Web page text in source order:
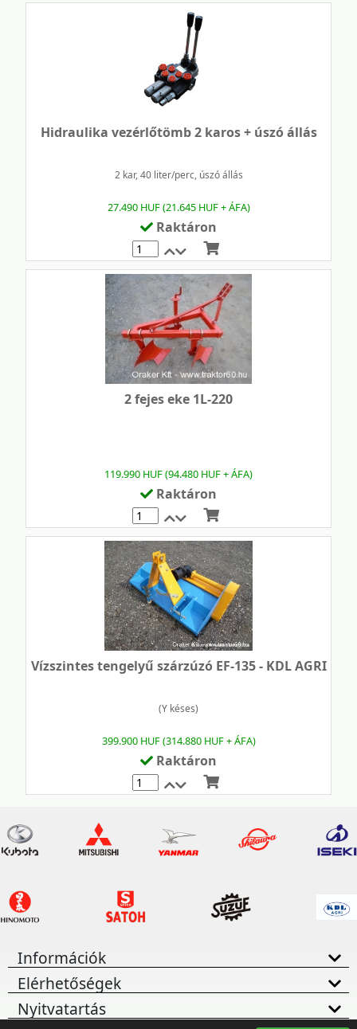
Hidraulika vezérlőtömb 2 karos + úszó állás
2 kar, 40 liter/perc, úszó állás
27.490 HUF (21.645 HUF + ÁFA)
Raktáron
Mennyiség
2 fejes eke 1L-220
119.990 HUF (94.480 HUF + ÁFA)
Raktáron
Mennyiség
Vízszintes tengelyű szárzúzó EF-135 - KDL AGRI
(Y késes)
399.900 HUF (314.880 HUF + ÁFA)
Raktáron
Mennyiség
Információk
Elérhetőségek
Nyitvatartás